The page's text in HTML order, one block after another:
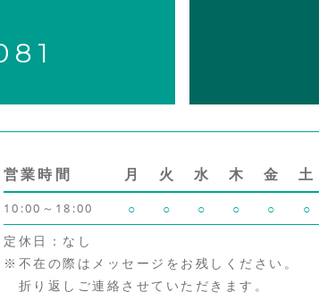
営業時間 月 火 水 木 金 土
10:00～18:00 ○ ○ ○ ○ ○ ○
定休日：なし
※不在の際はメッセージをお残しください。
折り返しご連絡させていただきます。